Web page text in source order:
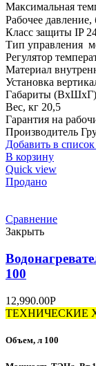
Максимальная
Рабочее
Класс защиты IP
Тип управления
Регулятор
Материал
Установка
Габариты
Вес, кг 20,5
Гарантия на
Производитель
Добавить в
В корзину
Quick view
Продано
Сравнение
Закрыть
100
12,990.00Р
ТЕХНИЧЕСКИЕ
Объем, л 100